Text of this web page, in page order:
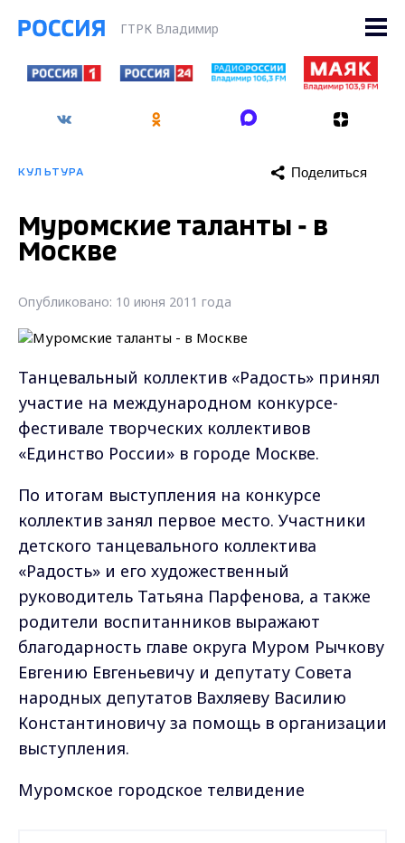
ГТРК Владимир
КУЛЬТУРА Поделиться
Муромские таланты - в
Москве
Опубликовано: 10 июня 2011 года
Танцевальный коллектив «Радость» принял
участие на международном конкурсе-
фестивале творческих коллективов
«Единство России» в городе Москве.
По итогам выступления на конкурсе
коллектив занял первое место. Участники
детского танцевального коллектива
«Радость» и его художественный
руководитель Татьяна Парфенова, а также
родители воспитанников выражают
благодарность главе округа Муром Рычкову
Евгению Евгеньевичу и депутату Совета
народных депутатов Вахляеву Василию
Константиновичу за помощь в организации
выступления.
Муромское городское телвидение